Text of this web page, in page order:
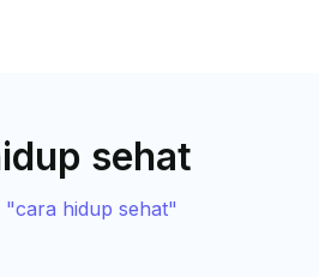
sehat
"cara hidup sehat"